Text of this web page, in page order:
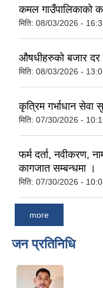
कमल गाउँपालिकाको
मिति: 08/03/2026 -
औषधीहरुको बजार दर
मिति: 08/03/2026 -
कृत्रिम गर्भाधान
मिति: 07/30/2026 -
फर्म दर्ता, नवीकरण,
कागजात सम्बन्धमा ।
मिति: 07/30/2026 -
more
जन प्रतिनिधि